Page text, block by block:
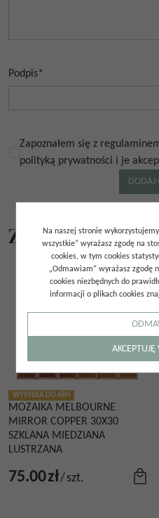
Podpis*
Zapoznałem się z
polityką prywatności i je
Z tej samej
WYSYŁKA DO 48H
MOZAIKA MELBOURNE
MIRROR COPPER 30X30
SZKLANA MIEDZIANA
LUSTRZANA
75.00zł/szt.
Na naszej stronie
wszystkie” wyrażasz zgodę na
cookies, w tym cookies
„Odmawiam” wyrażasz zgodę
cookies niezbędnych do
informacji o plikach cookies
AKCEPTUJĘ